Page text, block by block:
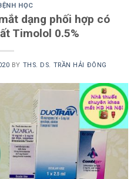
HỌC
dạng phối hợp có
Timolol 0.5%
BY THS. DS. TRẦN HẢI ĐÔNG